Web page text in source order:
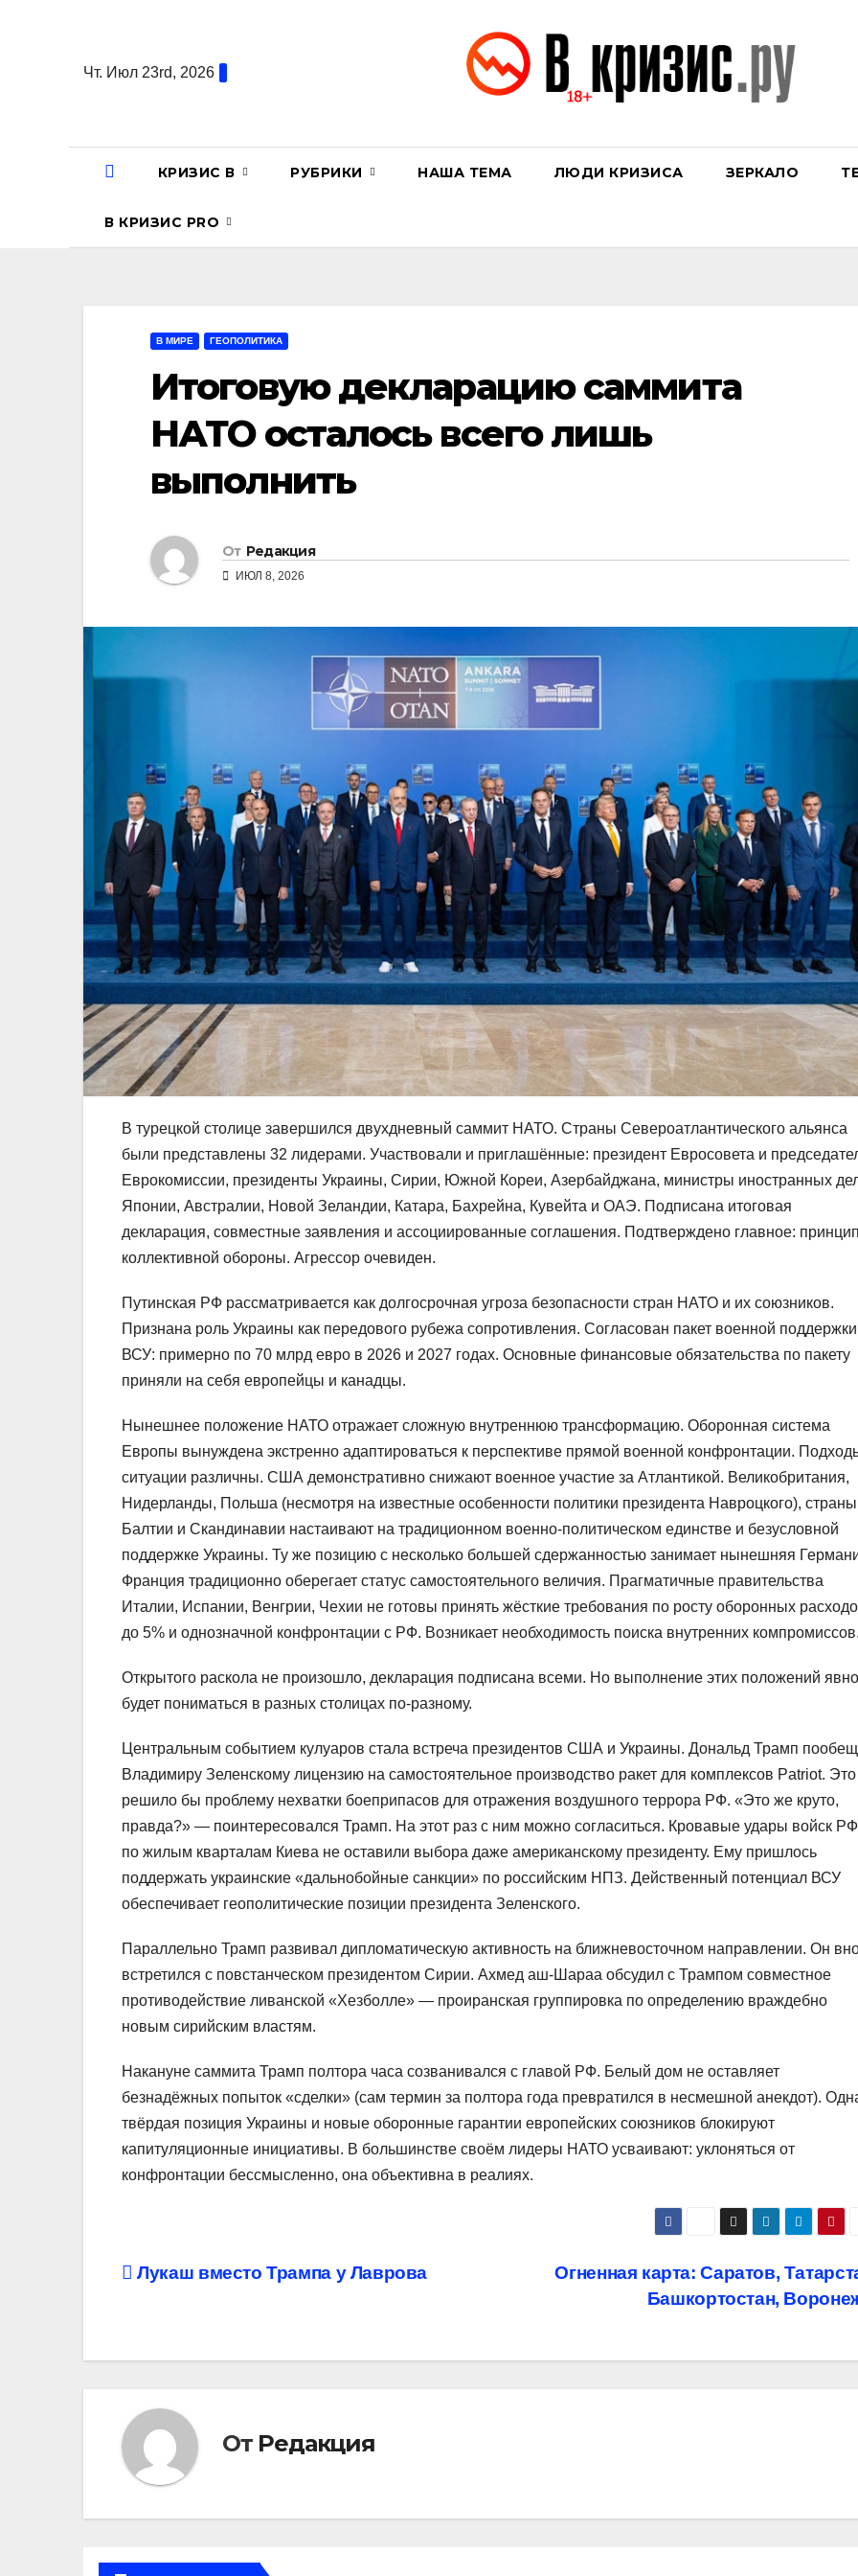
содержаниюЧт. Июл 23rd, 2026
КРИЗИС В РУБРИКИ НАША ТЕМА ЛЮДИ КРИЗИСА ЗЕРКАЛО
В КРИЗИС PRO
В МИРЕ ГЕОПОЛИТИКА
Итоговую декларацию саммита
НАТО осталось всего лишь
выполнить
От Редакция
ИЮЛ 8, 2026
В турецкой столице завершился двухдневный саммит НАТО. Страны Североатлантического альянса
были представлены 32 лидерами. Участвовали и приглашённые: президент Евросовета и
Еврокомиссии, президенты Украины, Сирии, Южной Кореи, Азербайджана, министры иностранных
Японии, Австралии, Новой Зеландии, Катара, Бахрейна, Кувейта и ОАЭ. Подписана итоговая
декларация, совместные заявления и ассоциированные соглашения. Подтверждено главное: принцип
коллективной обороны. Агрессор очевиден.
Путинская РФ рассматривается как долгосрочная угроза безопасности стран НАТО и их союзников.
Признана роль Украины как передового рубежа сопротивления. Согласован пакет военной поддержки
ВСУ: примерно по 70 млрд евро в 2026 и 2027 годах. Основные финансовые обязательства по пакету
приняли на себя европейцы и канадцы.
Нынешнее положение НАТО отражает сложную внутреннюю трансформацию. Оборонная система
Европы вынуждена экстренно адаптироваться к перспективе прямой военной конфронтации.
ситуации различны. США демонстративно снижают военное участие за Атлантикой. Великобритания,
Нидерланды, Польша (несмотря на известные особенности политики президента Навроцкого), страны
Балтии и Скандинавии настаивают на традиционном военно-политическом единстве и безусловной
поддержке Украины. Ту же позицию с несколько большей сдержанностью занимает нынешняя
Франция традиционно оберегает статус самостоятельного величия. Прагматичные правительства
Италии, Испании, Венгрии, Чехии не готовы принять жёсткие требования по росту оборонных
до 5% и однозначной конфронтации с РФ. Возникает необходимость поиска внутренних компромиссов.
Открытого раскола не произошло, декларация подписана всеми. Но выполнение этих положений явно
будет пониматься в разных столицах по-разному.
Центральным событием кулуаров стала встреча президентов США и Украины. Дональд Трамп
Владимиру Зеленскому лицензию на самостоятельное производство ракет для комплексов Patriot. Это
решило бы проблему нехватки боеприпасов для отражения воздушного террора РФ. «Это же круто,
правда?» — поинтересовался Трамп. На этот раз с ним можно согласиться. Кровавые удары войск РФ
по жилым кварталам Киева не оставили выбора даже американскому президенту. Ему пришлось
поддержать украинские «дальнобойные санкции» по российским НПЗ. Действенный потенциал ВСУ
обеспечивает геополитические позиции президента Зеленского.
Параллельно Трамп развивал дипломатическую активность на ближневосточном направлении. Он
встретился с повстанческом президентом Сирии. Ахмед аш-Шараа обсудил с Трампом совместное
противодействие ливанской «Хезболле» — проиранская группировка по определению враждебно
новым сирийским властям.
Накануне саммита Трамп полтора часа созванивался с главой РФ. Белый дом не оставляет
безнадёжных попыток «сделки» (сам термин за полтора года превратился в несмешной анекдот).
твёрдая позиция Украины и новые оборонные гарантии европейских союзников блокируют
капитуляционные инициативы. В большинстве своём лидеры НАТО усваивают: уклоняться от
конфронтации бессмысленно, она объективна в реалиях.
Навигация
записям
Огненная карта: Саратов,
Башкортостан,
Лукаш вместо Трампа у Лаврова
От Редакция